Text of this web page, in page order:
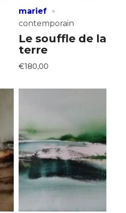
marief ·
contemporain
Le souffle de la
terre
€180,00